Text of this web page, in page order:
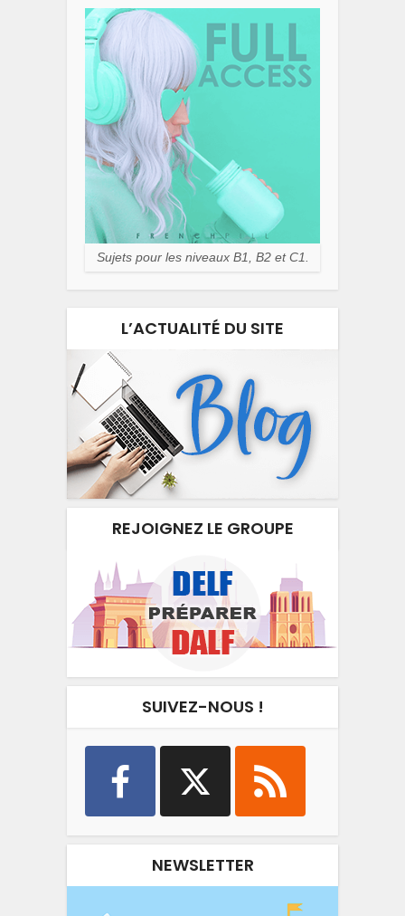
Sujets pour les niveaux B1, B2 et C1.
L’ACTUALITÉ DU SITE
REJOIGNEZ LE GROUPE
SUIVEZ-NOUS !
NEWSLETTER